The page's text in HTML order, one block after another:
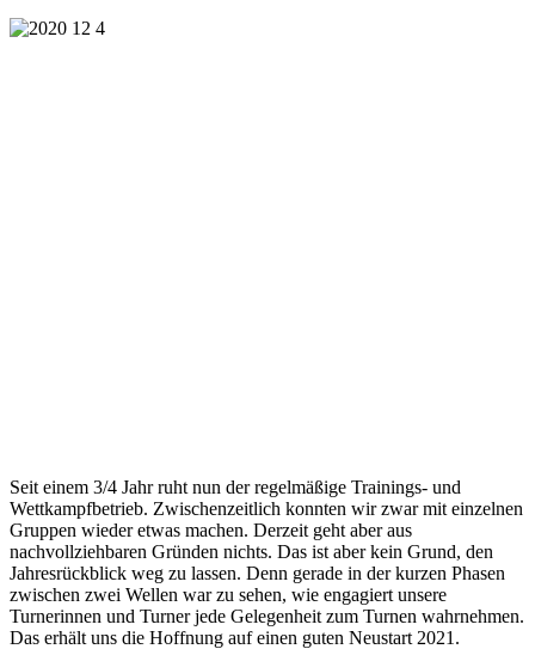
Seit einem 3/4 Jahr ruht nun der regelmäßige Trainings- und
Wettkampfbetrieb. Zwischenzeitlich konnten wir zwar mit einzelnen
Gruppen wieder etwas machen. Derzeit geht aber aus
nachvollziehbaren Gründen nichts. Das ist aber kein Grund, den
Jahresrückblick weg zu lassen. Denn gerade in der kurzen Phasen
zwischen zwei Wellen war zu sehen, wie engagiert unsere
Turnerinnen und Turner jede Gelegenheit zum Turnen wahrnehmen.
Das erhält uns die Hoffnung auf einen guten Neustart 2021.